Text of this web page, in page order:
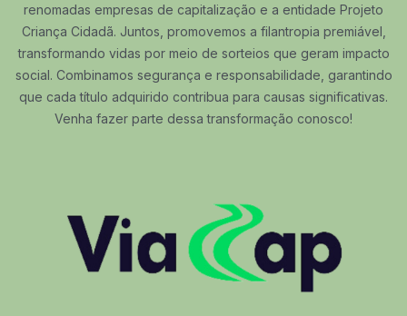
renomadas empresas de capitalização e a entidade Projeto
Criança Cidadã. Juntos, promovemos a filantropia premiável,
transformando vidas por meio de sorteios que geram impacto
social. Combinamos segurança e responsabilidade, garantindo
que cada título adquirido contribua para causas significativas.
Venha fazer parte dessa transformação conosco!